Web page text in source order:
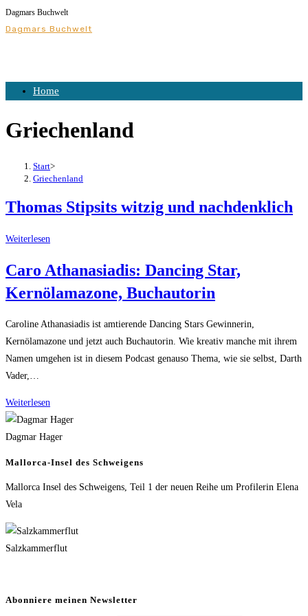
Zum
Inhalt
Dagmars Buchwelt
Dagmars Buchwelt
Home
Griechenland
Start>
Griechenland
Thomas Stipsits witzig und nachdenklich
Weiterlesen
witzig
und
Caro Athanasiadis: Dancing Star,
Kernölamazone, Buchautorin
Caroline Athanasiadis ist amtierende Dancing Stars Gewinnerin,
Kernölamazone und jetzt auch Buchautorin. Wie kreativ manche mit ihrem
Namen umgehen ist in diesem Podcast genauso Thema, wie sie selbst, Darth
Vader,…
Weiterlesen
Athanasiadis:
Dancing
Buchautorin
Dagmar Hager
Mallorca-Insel des Schweigens
Mallorca Insel des Schweigens, Teil 1 der neuen Reihe um Profilerin Elena
Vela
Salzkammerflut
Abonniere meinen Newsletter